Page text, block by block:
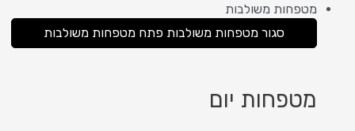
מטפחות משולבות
סגור מטפחות משולבות פתח מטפחות משולבות
מטפחות יום